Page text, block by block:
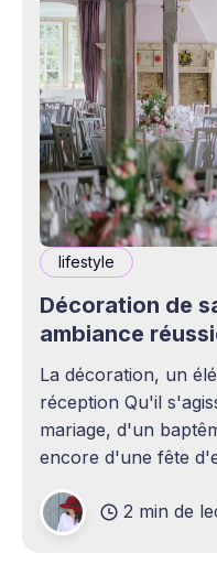
lifestyle
Décoration de
ambiance
La décoration, un
réception Qu'il s'agisse d'un anniversaire, d'un
mariage, d'un
encore d'une fête
2 min de